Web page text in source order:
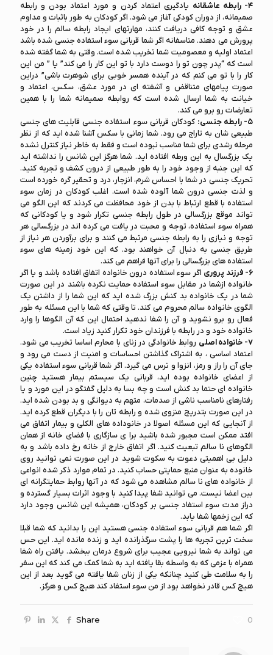
۴- رابطه عاشقانه
یادگیری اعتماد کردن و مورد اعتماد بودن و رابطه
صمیمانه، از دوران کودکی آغاز می شود. اگر کودکان به طور باثبات و مداوم
عشق و توجه کافی دریافت کنند، مهارتهای ایجاد رابطه سالم را در خود
پرورش می دهند. متاسفانه اگر شما قربانی سوء استفاده جنسی شده باشد
اعتماد اولیه و معصومیت شما تخریب شده است. وقتی به شما گفته شده
است که “پدر چون تو را دوست دارد با تو این کار را می کند” یا ” من این
کار را با تو می کنم که در آینده همسر خوبی برای شوهرت باشی” دراین
صورت پیامهای متناقض و آشفته ای در مورد عشق، سکس، اعتماد و
خیانت به شما ارسال شده است که روابطه صمیمانه شما را با همین
تعارضات رو برو می کند.
۵- رابطه جنسی:
کودکان قربانی سوء استفاده جنسی قابلیت های جنسی
طبیعی شان به تاراج می رود. شما زمانی با سکس آشنا شده اید که از نظر
مرحله رشدی برای شما مناسب نبوده است و فقط به خاطر نیاز کنترل نشده
یک بزرگسال به این ورطه افتاده اید. شما هرگز این شانس را نداشته اید
که این جنبه از وجود خود را به طور طبیعی از درون کشف و تجربه کنید.
تحریک جنسی در شما با احساس شرم، انزجار، درد و تحقیر گره خورده است
و لذت جنسی درون شما آلوده شده است. اغلب کودکان در زمان سوء
استفاده با قطع ارتباط با بدن از خود محافظت می کردند که این الگو می
تواند موقع بزرگسالی در طول رابطه جنسی تکرار شود و یا کودکانی که
همراه سوء استفاده، توجه و محبت در یافت می کرده اند در بزرگسالی هر
توجه و نیازی را به رابطه جنسی مرتبط می کنند و برای برآوردن هر نیاز از
طریق جنسی به دنبال آن خواهند بود. که این خود زمینه های سوء
استفاده های بزرگسالی را برای آنها فراهم می کند.
۶- فرزند پروری
اگر سوء استفاده درون خانواده اتفاق افتاده باشد و یا اگر
خانواده ازشما در مقابل سوء استفاده حمایت نکرده باشند در این صورت
شما در یک خانواده بد کنش بزرگ شده اید که این شما را از داشتن یک
الگوی خانواده سالم محروم می کند. تا وقتی که شما با این مسئله به طور
فعال رو برو نشوید و آن را شفا ندهید احتمال این که آن الگوها را وارد
خانواده خود و در رابطه با فرزندان خود تکرار کنید زیاد است.
۷- خانواده اصلی
روابط خانوادگی در زنای با محارم اساسا تخریب می شود.
اعتماد اساسی ، به اشتراک گذاشتن احساسات و امنیت از دست می رود و
جای آن را راز و رمز، انزوا و ترس می گیرد. اگر شما قربانی سوء استفاده یکی
از اعضای خانواده بوده اید، قربانی یک سیستم بیمار هستید چنین
خانواده ای حتما بد کنش است و چه بسا به دلیل گفتگو در این مورد و یا
رفتارهای نامناسب ناشی از صدمات، متهم به دیوانگی و بد بودن شده اید.
در این صورت بتدریج منزوی شده و رابطه تان را با دیگران قطع کرده اید.
از آنجایی که این مسئله اصولا در خانوداده های الکلی و بیمار اتفاق می
افتد ممکن است مجبور شده باشید برا ی سازگاری با فضای خانه از همان
الگوهای نا سالم تبعیت کنید. اگر اتفاق خارج از خانه رخ داده باشد و به
دلیل بی اهمیتی دعوت به سکوت شوید در این صورت نمی توانید روی
خانوده به عنوان منبع حمایتی حساب کنید. در تمام موارد ذکر شده انواعی
از خانواده های نا سالم مشاهده می شود که در آنها روابط حمایتگرانه ای
بین اعضا نیست. می توانید شفا پیدا کنید با وجود اثرات بسیار گسترده و
دراز مدت سوء استفاد جنسی بر کودکان، همیشه این شانس وجود دارد
که این زخمها شفا یابد.
اگر شما هم قربانی سوء استفاده جنسی هستید این را بدانید که شما قبلا
سخت ترین تجربه ها را پشت سرگذرانده اید و زنده مانده اید. این حس
می تواند به شما نیرویی عجیب برای شروع درمان ببخشد. یافتن راه شفا
همراه با عزمی که به واسطه بقا یافته اید به شما کمک می کند که این سفر
را به سلامت طی کنید چنانکه یکی از زنان شفا یافته می گوید بعد از این
هیچ کس قادر نخواهد بود از من سوء استفاد کند هیچ کس و هرگز.
Share 0